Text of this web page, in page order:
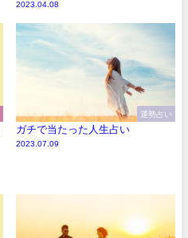
2023.04.08
運勢占い
ガチで当たった人生占い
2023.07.09